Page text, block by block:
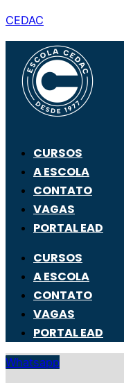
CEDAC
CURSOS
A ESCOLA
CONTATO
VAGAS
PORTAL EAD
CURSOS
A ESCOLA
CONTATO
VAGAS
PORTAL EAD
Whatsapp